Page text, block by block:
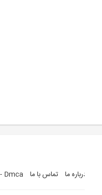
درباره ما تماس با ما Dmca - کپی رایت